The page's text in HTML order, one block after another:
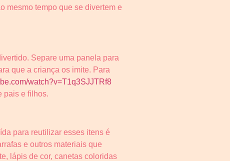
mesmo tempo que se divertem e
Separe uma panela para
que a criança os imite. Para
watch?v=T1q3SJJTRf8
pais e filhos.
para reutilizar esses itens é
e outros materiais que
lápis de cor, canetas coloridas